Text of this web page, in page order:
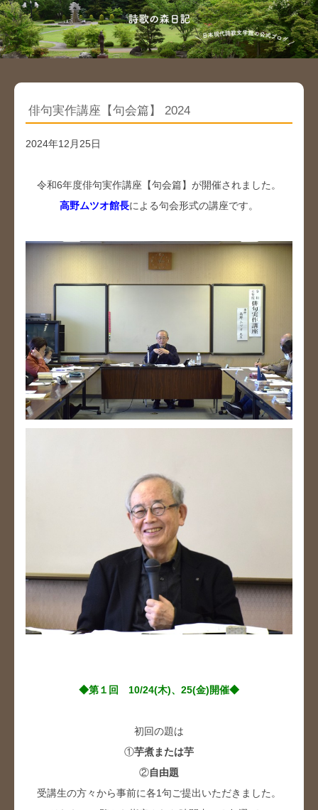
俳句実作講座【句会篇】 2024
2024年12月25日
令和6年度俳句実作講座【句会篇】が開催されました。
高野ムツオ館長による句会形式の講座です。
◆第１回 10/24(木)、25(金)開催◆
初回の題は
①芋煮または芋
②自由題
受講生の方々から事前に各1句ご提出いただきました。